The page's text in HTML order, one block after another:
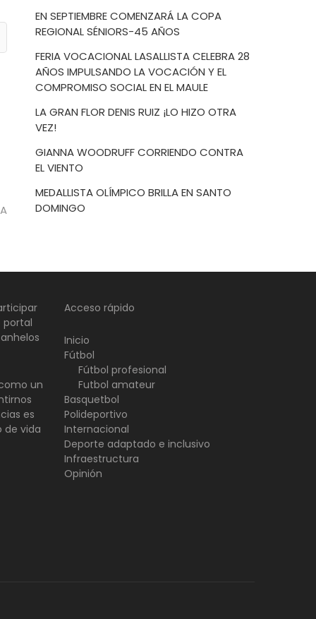
EN SEPTIEMBRE COMENZARÁ LA COPA
REGIONAL SÉNIORS-45 AÑOS
FERIA VOCACIONAL LASALLISTA CELEBRA 28
AÑOS IMPULSANDO LA VOCACIÓN Y EL
COMPROMISO SOCIAL EN EL MAULE
LA GRAN FLOR DENIS RUIZ ¡LO HIZO OTRA
VEZ!
GIANNA WOODRUFF CORRIENDO CONTRA
EL VIENTO
MEDALLISTA OLÍMPICO BRILLA EN SANTO
DOMINGO
portal
un
es
de vida
Acceso rápido
Inicio
Fútbol
Fútbol profesional
Futbol amateur
Basquetbol
Polideportivo
Internacional
Deporte adaptado e inclusivo
Infraestructura
Opinión